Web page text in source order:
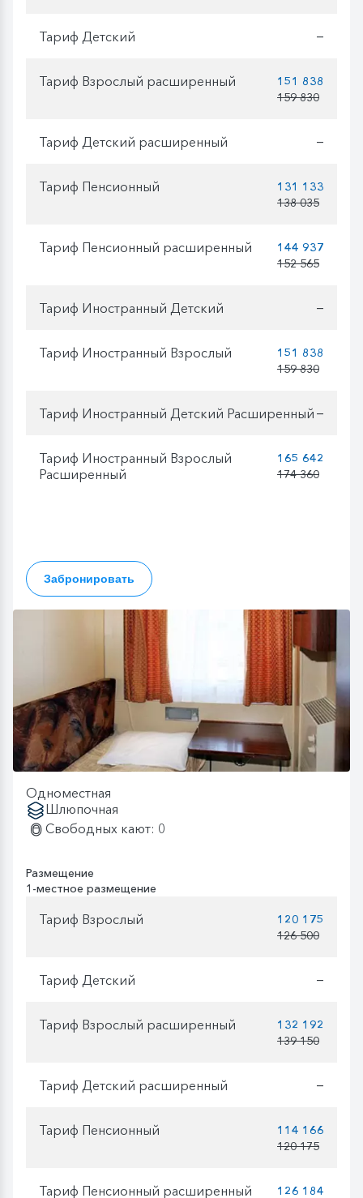
Тариф Детский —
Тариф Взрослый расширенный
151 838
159 830
Тариф Детский расширенный —
Тариф Пенсионный
131 133
138 035
Тариф Пенсионный расширенный
144 937
152 565
Тариф Иностранный Детский —
Тариф Иностранный Взрослый
151 838
159 830
Тариф Иностранный Детский Расширенный —
Тариф Иностранный Взрослый
Расширенный
165 642
174 360
Забронировать
Одноместная
Шлюпочная
Свободных кают: 0
Размещение
1-местное размещение
Тариф Взрослый
120 175
126 500
Тариф Детский —
Тариф Взрослый расширенный
132 192
139 150
Тариф Детский расширенный —
Тариф Пенсионный
114 166
120 175
Тариф Пенсионный расширенный 126 184